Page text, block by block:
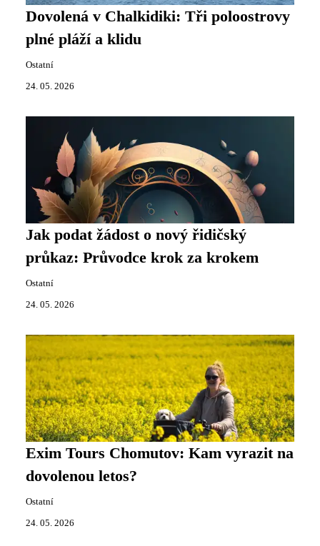
Dovolená v Chalkidiki: Tři poloostrovy
plné pláží a klidu
Ostatní
24. 05. 2026
Jak podat žádost o nový řidičský
průkaz: Průvodce krok za krokem
Ostatní
24. 05. 2026
Exim Tours Chomutov: Kam vyrazit na
dovolenou letos?
Ostatní
24. 05. 2026